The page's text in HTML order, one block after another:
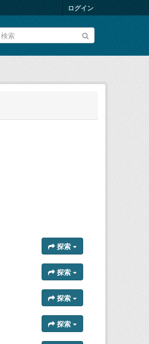
ログイン
探索
探索
探索
探索